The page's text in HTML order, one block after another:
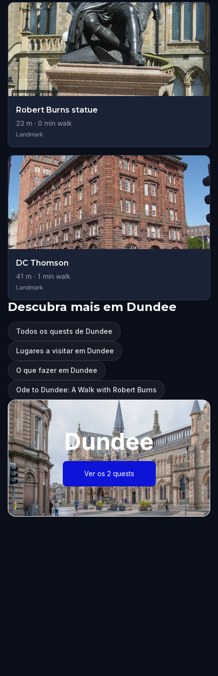
Robert Burns statue
23 m · 0 min walk
Landmark
DC Thomson
41 m · 1 min walk
Landmark
Descubra mais em Dundee
Todos os quests de Dundee
Lugares a visitar em Dundee
O que fazer em Dundee
Ode to Dundee: A Walk with Robert Burns
Dundee
Ver os 2 quests